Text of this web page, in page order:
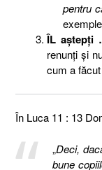
pentru
ÎL aştepţi
renunţi şi
cum a
În Luca 11 : 13
„Deci,
bune